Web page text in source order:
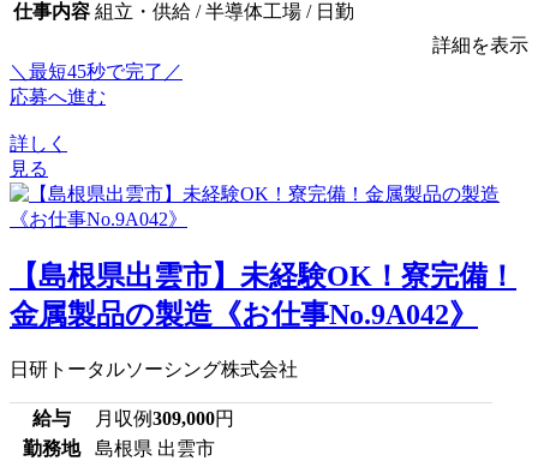
仕事内容 組立・供給 / 半導体工場 / 日勤
詳細を表示
＼最短45秒で完了／
応募へ進む
詳しく
見る
【島根県出雲市】未経験OK！寮完備！
金属製品の製造《お仕事No.9A042》
日研トータルソーシング株式会社
給与 月収例309,000円
勤務地
島根県 出雲市